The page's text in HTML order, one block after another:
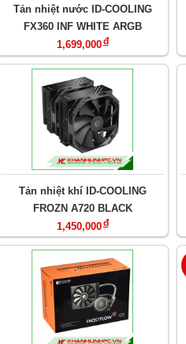
Tản nhiệt nước ID-COOLING
FX360 INF WHITE ARGB
1,699,000đ
Tản nhiệt khí ID-COOLING
FROZN A720 BLACK
1,450,000đ